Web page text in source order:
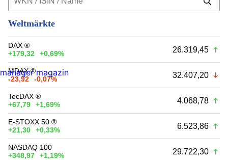
Weltmärkte
DAX ®
+179,32
+0,69% 26.319,45
MDAX ®
-23,92
-0,07% 32.407,20
TecDAX ®
+67,79
+1,69% 4.068,78
E-STOXX 50 ®
+21,30
+0,33% 6.523,86
NASDAQ 100
+348,97
+1,19% 29.722,30
manager magazin